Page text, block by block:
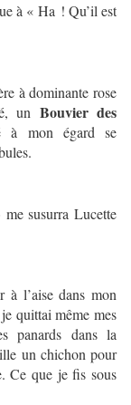
à « Ha ! Qu’il est
à dominante rose
un Bouvier des
à mon égard se
susurra Lucette
à l’aise dans mon
quittai même mes
panards dans la
un chichon pour
Ce que je fis sous